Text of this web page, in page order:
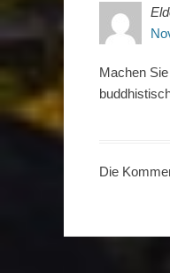
Machen
Die